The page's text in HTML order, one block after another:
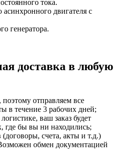
тока.
асинхронного двигателя с
генератора.
доставка в любую
отправляем все
в течение 3 рабочих дней;
ваш заказ будет
где бы вы ни находились;
счета, акты и т.д.)
обмен документацией